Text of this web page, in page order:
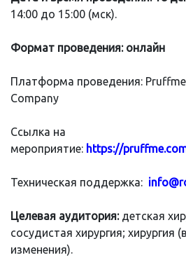
14:00 до 15:00 (мск).
Формат проведения: онлайн
Платформа проведения:
Company
Ссылка на
мероприятие: https://
Техническая поддержка:
Целевая аудитория: детская
сосудистая хирургия; хирургия
изменения).